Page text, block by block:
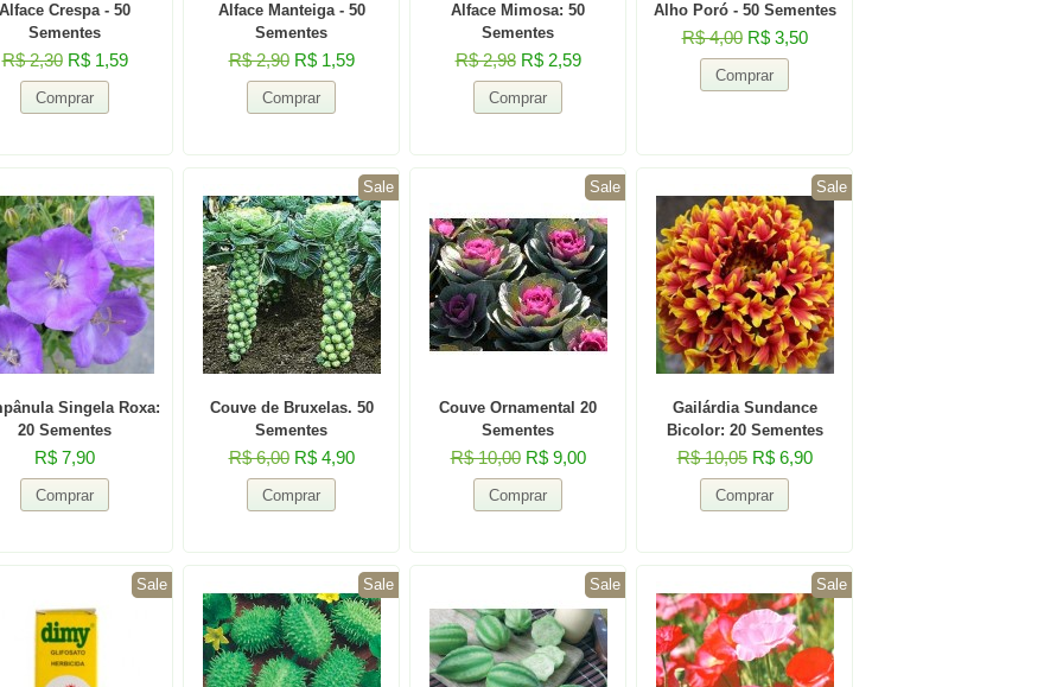
Alface Crespa - 50
Sementes
R$ 2,30 R$ 1,59
Alface Manteiga - 50
Sementes
R$ 2,90 R$ 1,59
Alface Mimosa: 50
Sementes
R$ 2,98 R$ 2,59
Alho Poró - 50 Sementes
R$ 4,00 R$ 3,50
Singela Roxa:
20 Sementes
R$ 7,90
Sale
Couve de Bruxelas. 50
Sementes
R$ 6,00 R$ 4,90
Sale
Couve Ornamental 20
Sementes
R$ 10,00 R$ 9,00
Sale
Gailárdia Sundance
Bicolor: 20 Sementes
R$ 10,05 R$ 6,90
Sale Sale Sale Sale